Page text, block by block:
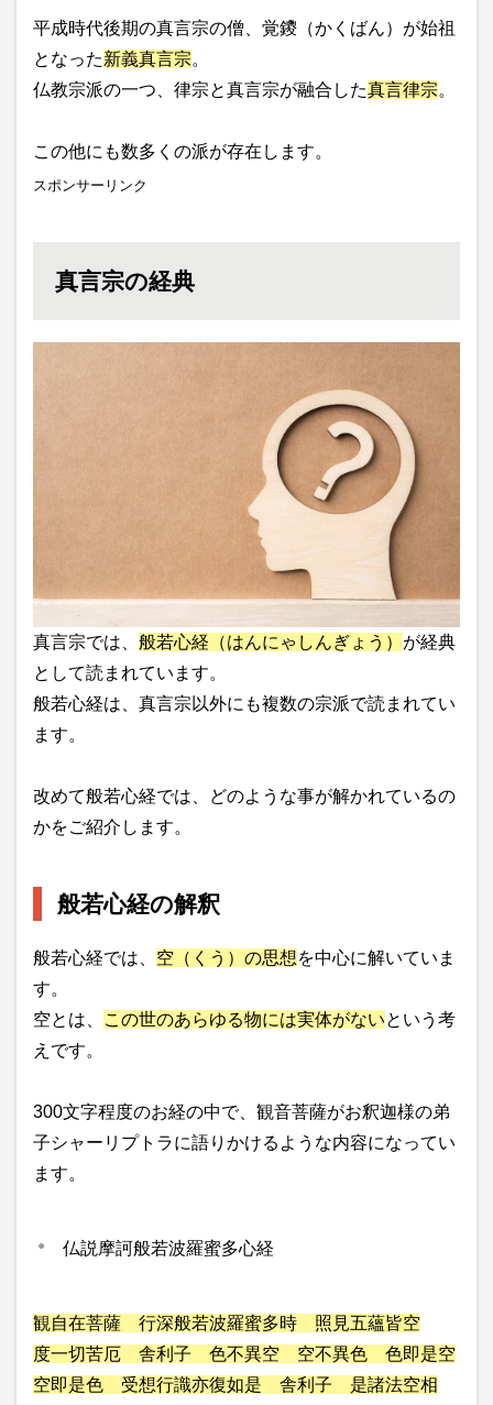
平成時代後期の真言宗の僧、覚鑁（かくばん）が始祖
となった新義真言宗。
仏教宗派の一つ、律宗と真言宗が融合した真言律宗。
この他にも数多くの派が存在します。
スポンサーリンク
真言宗の経典
真言宗では、 般若心経（はんにゃしんぎょう） が経典
として読まれています。
般若心経は、真言宗以外にも複数の宗派で読まれてい
ます。
改めて般若心経では、どのような事が解かれているの
かをご紹介します。
般若心経の解釈
般若心経では、 空（くう）の思想を中心に解いていま
す。
空とは、
この世のあらゆる物には実体がないという考
えです。
300文字程度のお経の中で、観音菩薩がお釈迦様の弟
子シャーリプトラに語りかけるような内容になってい
ます。
仏説摩訶般若波羅蜜多心経
観自在菩薩 行深般若波羅蜜多時 照見五蘊皆空
度一切苦厄 舎利子 色不異空 空不異色 色即是空
空即是色 受想行識亦復如是 舎利子 是諸法空相